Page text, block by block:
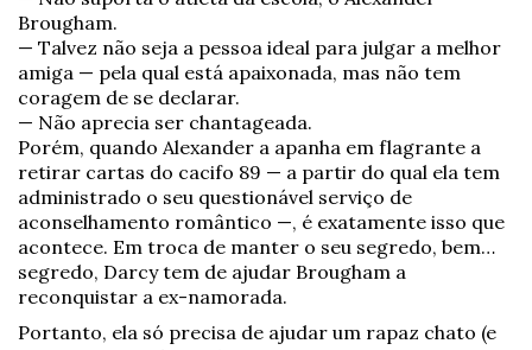
Brougham.
— Talvez não seja a pessoa ideal para julgar a melhor
amiga — pela qual está apaixonada, mas não tem
coragem de se declarar.
— Não aprecia ser chantageada.
Porém, quando Alexander a apanha em flagrante a
retirar cartas do cacifo 89 — a partir do qual ela tem
administrado o seu questionável serviço de
aconselhamento romântico —, é exatamente isso que
acontece. Em troca de manter o seu segredo, bem…
segredo, Darcy tem de ajudar Brougham a
reconquistar a ex-namorada.
Portanto, ela só precisa de ajudar um rapaz chato (e